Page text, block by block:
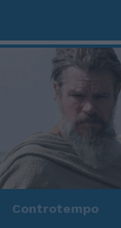
Controtempo